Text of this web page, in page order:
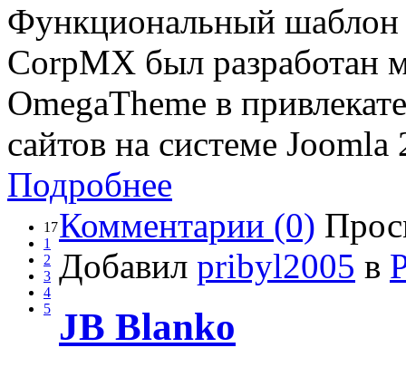
Функциональный шаблон
CorpMX был разработан
OmegaTheme в
сайтов на системе Joomla
Подробнее
17
1
2
3
4
5
Комментарии (0)
Добавил pribyl2005 в
JB Blanko